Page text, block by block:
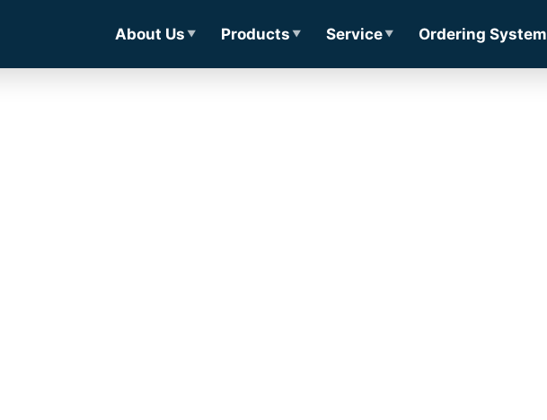
About Us Products Service Ordering System